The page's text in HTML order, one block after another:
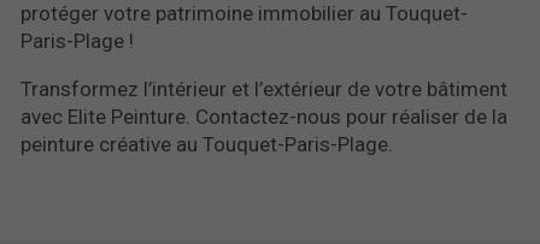
protéger votre patrimoine immobilier au Touquet-
Paris-Plage !
Transformez l’intérieur et l’extérieur de votre bâtiment
avec Elite Peinture. Contactez-nous pour réaliser de la
peinture créative au Touquet-Paris-Plage.